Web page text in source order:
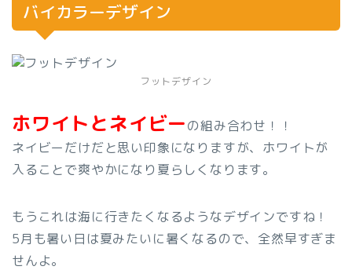
バイカラーデザイン
フットデザイン
ホワイトとネイビーの組み合わせ！！
ネイビーだけだと思い印象になりますが、ホワイトが
入ることで爽やかになり夏らしくなります。
もうこれは海に行きたくなるようなデザインですね！
5月も暑い日は夏みたいに暑くなるので、全然早すぎま
せんよ。